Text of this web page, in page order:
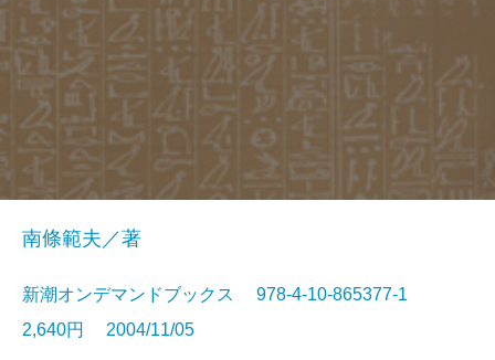
南條範夫／著
新潮オンデマンドブックス 978-4-10-865377-1
2,640円 2004/11/05